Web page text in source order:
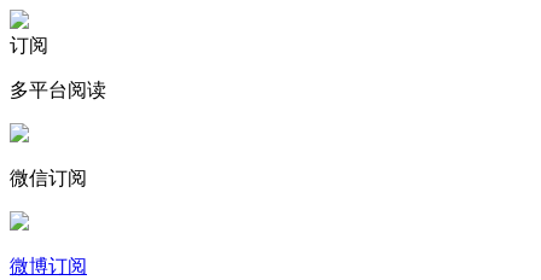
订阅
多平台阅读
微信订阅
微博订阅